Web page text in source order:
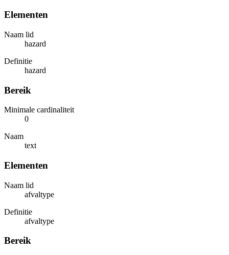
Elementen
Naam lid
hazard
Definitie
hazard
Bereik
Minimale cardinaliteit
0
Naam
text
Elementen
Naam lid
afvaltype
Definitie
afvaltype
Bereik